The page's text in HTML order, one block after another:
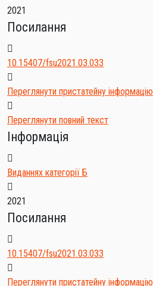
2021
Посилання
10.15407/fsu2021.03.033
Переглянути пристатейну інформацію
Переглянути повний текст
Інформація
Виданнях категорії Б
2021
Посилання
10.15407/fsu2021.03.033
Переглянути пристатейну інформацію